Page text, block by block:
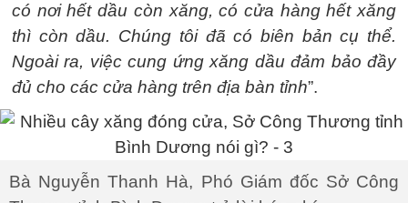
có nơi hết dầu còn xăng, có cửa hàng hết xăng
thì còn dầu. Chúng tôi đã có biên bản cụ thể.
Ngoài ra, việc cung ứng xăng dầu đảm bảo đầy
đủ cho các cửa hàng trên địa bàn tỉnh”.
Bà Nguyễn Thanh Hà, Phó Giám đốc Sở Công